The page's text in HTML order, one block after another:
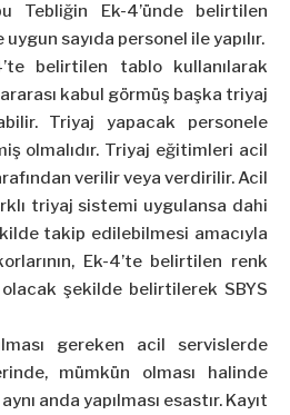
Tebliğin Ek-4’ünde belirtilen
sayıda personel ile yapılır.
belirtilen tablo kullanılarak
kabul görmüş başka triyaj
Triyaj yapacak personele
olmalıdır. Triyaj eğitimleri acil
verilir veya verdirilir. Acil
triyaj sistemi uygulansa dahi
takip edilebilmesi amacıyla
Ek-4’te belirtilen renk
olacak şekilde belirtilerek SBYS
gereken acil servislerde
mümkün olması halinde
anda yapılması esastır. Kayıt